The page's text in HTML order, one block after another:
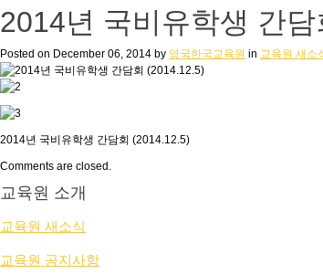
2014년 국비유학생 간
Posted on December 06, 2014 by 영국한국교육원 in 교육원 새소
2014년 국비유학생 간담회 (2014.12.5)
Comments are closed.
교육원 소개
교육원 새소식
교육원 공지사항